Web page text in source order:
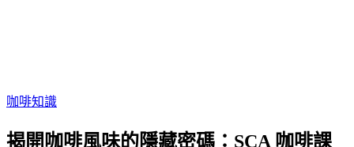
咖啡知識
揭開咖啡風味的隱藏密碼：SCA 咖啡課